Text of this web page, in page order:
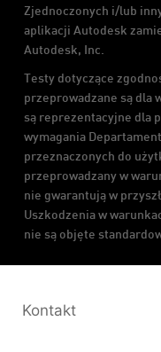
Zjednoczonych i/lub
aplikacji Autodesk
Autodesk, Inc.
Testy dotyczące
przeprowadzane są dla
są reprezentacyjne dla
wymagania
przeznaczonych do
przeprowadzany w
nie gwarantują w
Uszkodzenia w
nie są objęte
Kontakt